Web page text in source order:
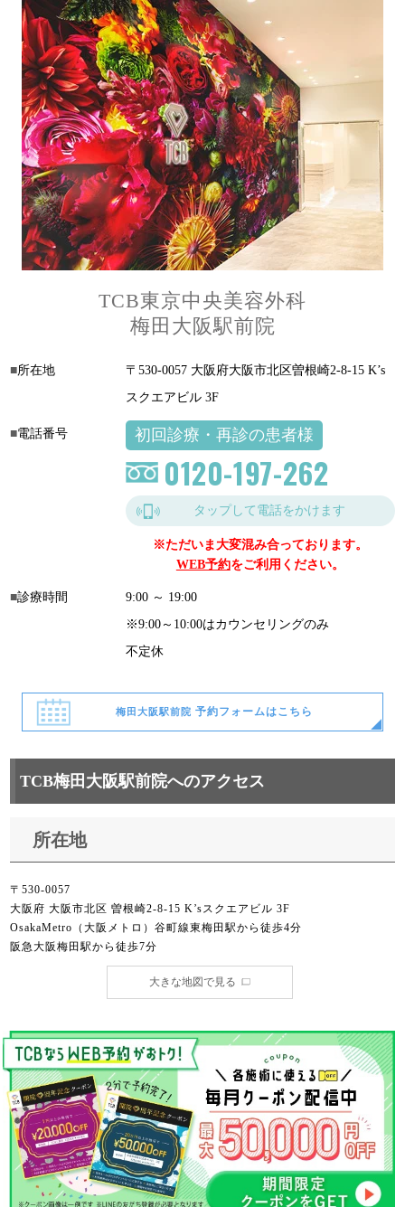
TCB東京中央美容外科
梅田大阪駅前院
所在地
〒530-0057 大阪府大阪市北区曽根崎2-8-15 K’s
スクエアビル 3F
電話番号 初回診療・再診の患者様
0120-197-262
タップして電話をかけます
※ただいま大変混み合っております。
WEB予約をご利用ください。
診療時間
9:00 ～ 19:00
※9:00～10:00はカウンセリングのみ
不定休
梅田大阪駅前院 予約フォームはこちら
TCB梅田大阪駅前院へのアクセス
所在地
〒530-0057
大阪府 大阪市北区 曽根崎2-8-15 K’sスクエアビル 3F
OsakaMetro（大阪メトロ）谷町線東梅田駅から徒歩4分
阪急大阪梅田駅から徒歩7分
大きな地図で見る